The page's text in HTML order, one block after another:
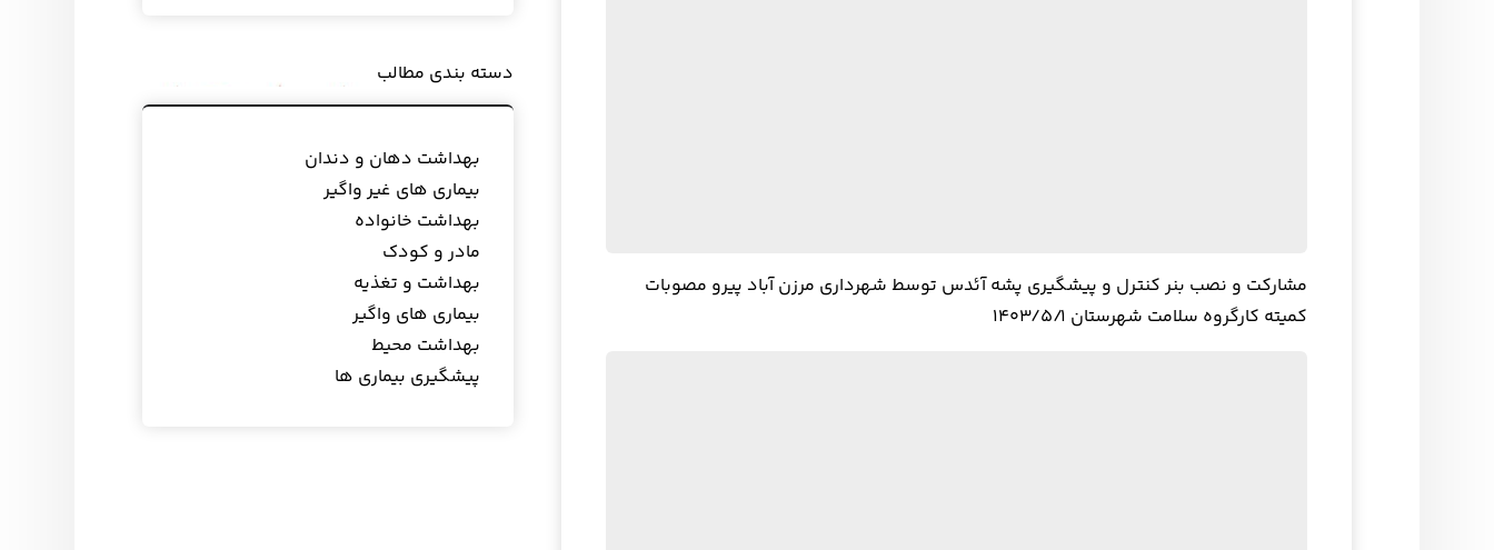
مشارکت و نصب بنر کنترل و پیشگیری پشه آئدس توسط شهرداری مرزن آباد پیرو مصوبات
کمیته کارگروه سلامت شهرستان ۱۴۰۳/۵/۱
دسته بندی مطالب
بهداشت دهان و دندان
بیماری های غیر واگیر
بهداشت خانواده
مادر و کودک
بهداشت و تغذیه
بیماری های واگیر
بهداشت محیط
پیشگیری بیماری ها